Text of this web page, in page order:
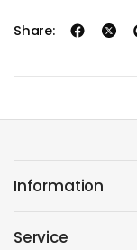
Share:
Information
Service